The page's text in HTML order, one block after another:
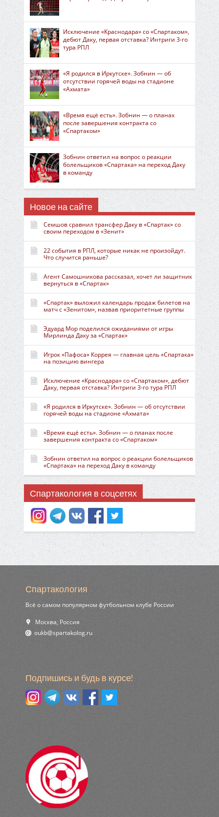
Исключение «Краснодара» со «Спартаком»,
дебют Даку, первая отставка? Интриги 3-го
тура РПЛ
«Я родился в Иркутске». Зобнин — об
отсутствии горячей воды на стадионе
«Ахмата»
«Время ещё есть». Зобнин — о планах
после завершения контракта со
«Спартаком»
Зобнин ответил на вопрос о реакции
болельщиков «Спартака» на переход Даку
в команду
Новое на сайте
Семшов сравнил трансфер Даку в «Спартак» со
своим переходом в «Зенит»
22 события в РПЛ, которые никак не произойдут.
Что случится раньше?
Агент Самошникова рассказал, хочет ли защитник
вернуться в «Спартак»
«Спартак» выложил календарь продаж билетов на
матч с «Зенитом», назвав приоритетные группы
Эдуард Мор поделился ожиданиями от игры
Мирлинда Даку за «Спартак»
Игрок «Пафоса» Коррея — главная цель «Спартака»
на позицию вингера
Исключение «Краснодара» со «Спартаком», дебют
Даку, первая отставка? Интриги 3-го тура РПЛ
«Я родился в Иркутске». Зобнин — об отсутствии
горячей воды на стадионе «Ахмата»
«Время ещё есть». Зобнин — о планах после
завершения контракта со «Спартаком»
Зобнин ответил на вопрос о реакции болельщиков
«Спартака» на переход Даку в команду
Спартакология в соцсетях
Спартакология
Всё о самом популярном футбольном клубе России
Москва, Россия
ur.golokatraps@bkuo
Подпишись и будь в курсе!